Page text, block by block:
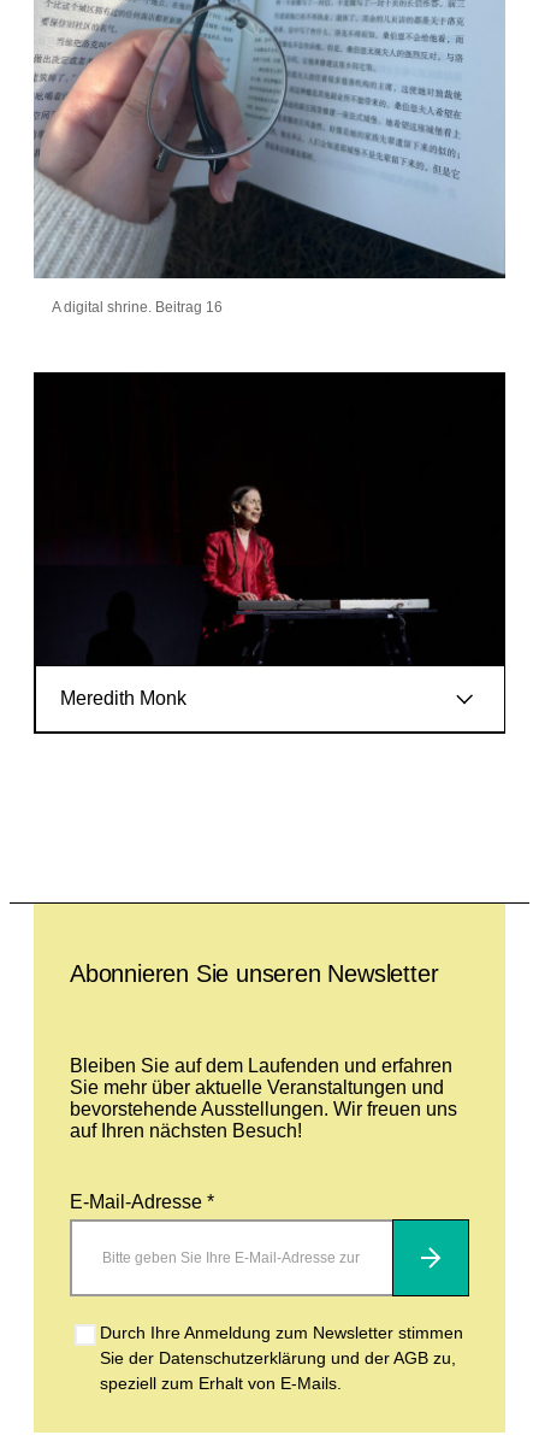
A digital shrine. Beitrag 16
Meredith Monk
Abonnieren Sie unseren Newsletter
Bleiben Sie auf dem Laufenden und erfahren
Sie mehr über aktuelle Veranstaltungen und
bevorstehende Ausstellungen. Wir freuen uns
auf Ihren nächsten Besuch!
E-Mail-Adresse *
Abonnieren
Durch Ihre Anmeldung zum Newsletter stimmen
Sie der Datenschutzerklärung und der AGB zu,
speziell zum Erhalt von E-Mails.